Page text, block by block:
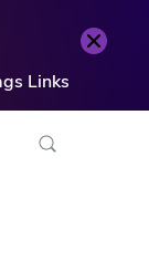
Links